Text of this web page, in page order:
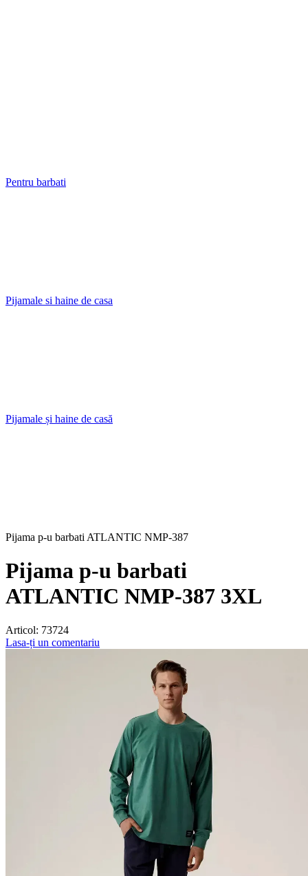
Pentru barbati
Pijamale si haine de casa
Pijamale și haine de casă
Pijama p-u barbati ATLANTIC NMP-387
Pijama p-u barbati
ATLANTIC NMP-387 3XL
Articol: 73724
Lasa-ți un comentariu